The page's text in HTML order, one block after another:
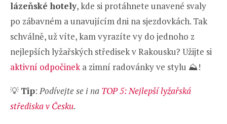
lázeňské hotely, kde si protáhnete unavené svaly
po zábavném a unavujícím dni na sjezdovkách. Tak
schválně, už víte, kam vyrazíte vy do jednoho z
nejlepších lyžařských středisek v Rakousku? Užijte si
aktivní odpočineka zimní radovánky ve stylu ⛰️!
💡 Tip:Podívejte se i na TOP 5: Nejlepší lyžařská
střediska v Česku.